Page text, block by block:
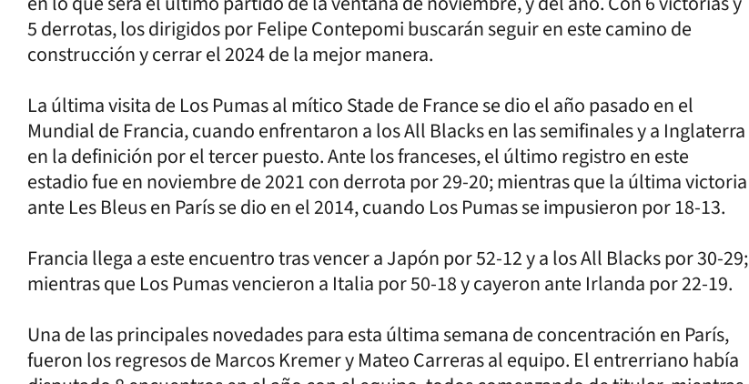
5 derrotas, los dirigidos por Felipe Contepomi buscarán seguir en este camino de
construcción y cerrar el 2024 de la mejor manera.
La última visita de Los Pumas al mítico Stade de France se dio el año pasado en el
Mundial de Francia, cuando enfrentaron a los All Blacks en las semifinales y a Inglaterra
en la definición por el tercer puesto. Ante los franceses, el último registro en este
estadio fue en noviembre de 2021 con derrota por 29-20; mientras que la última victoria
ante Les Bleus en París se dio en el 2014, cuando Los Pumas se impusieron por 18-13.
Francia llega a este encuentro tras vencer a Japón por 52-12 y a los All Blacks por 30-29;
mientras que Los Pumas vencieron a Italia por 50-18 y cayeron ante Irlanda por 22-19.
Una de las principales novedades para esta última semana de concentración en París,
fueron los regresos de Marcos Kremer y Mateo Carreras al equipo. El entrerriano había